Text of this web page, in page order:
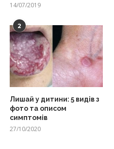
14/07/2019
2
Лишай у дитини: 5 видів з
фото та описом
симптомів
27/10/2020